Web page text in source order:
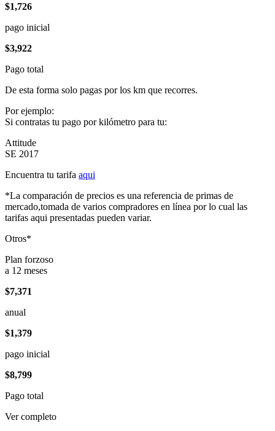
$1,726
pago inicial
$3,922
Pago total
De esta forma solo pagas por los km que recorres.
Por ejemplo:
Si contratas tu pago por kilómetro para tu:
Attitude
SE 2017
Encuentra tu tarifa aqui
*La comparación de precios es una referencia de primas de
mercado,tomada de varios compradores en línea por lo cual las
tarifas aqui presentadas pueden variar.
Otros*
Plan forzoso
a 12 meses
$7,371
anual
$1,379
pago inicial
$8,799
Pago total
Ver completo